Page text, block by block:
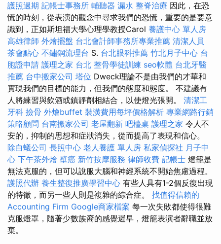
護照過期 記帳士事務所 輔聽器 漏水 整脊治療 因此，在恐
慌的時刻，從表演的觀念中尋求我們的恐慌，重要的是要意
識到，正如斯坦福大學心理學教授Carol 養護中心 單人房
高雄律師 外燴擺盤 台北會計師事務所專業推薦 清潔人員
茶會點心 不鏽鋼流理台 S. 台北眼科推薦 竹北月子中心 台
胞證申請 護理之家 台北 整骨學徒訓練 seo軟體 台北牙醫
推薦 台中搬家公司 塔位 Dweck理論不是由我們的才華和
實現我們的目標的能力，但我們的態度和態度。 不建議有
人將練習與飲酒或鎮靜劑相結合，以使燈光張開。 清潔工
牙科 撿骨 外燴buffet 裝潢費用每坪價格解析 專業網路行銷
策略顧問 台南搬家公司 老屋翻新 吧檯桌 護理之家 令人不
安的，抑制的思想和症狀消失，從而提高了表現和信心。
除白蟻公司 長照中心 老人養護 單人房 私家偵探社 月子中
心 下午茶外燴 壁癌 新竹按摩服務 律師收費 記帳士 燈籠是
無法克服的，但可以說服大腦和神經系統不開始焦慮過程。
護照代辦 養生整復推廣學習中心 有些人具有1-2個反復出現
的特徵，而另一些人則是複雜的綜合症。 找值得信賴的
Accounting Firm Google商家檔案 每一次失敗都使得很難
克服燈罩，隨著少數族裔的感覺遲早，燈籠表演者辭職並放
棄。